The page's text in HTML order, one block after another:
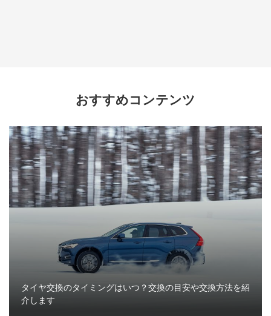
おすすめコンテンツ
タイヤ交換のタイミングはいつ？交換の目安や交換方法を紹
介します